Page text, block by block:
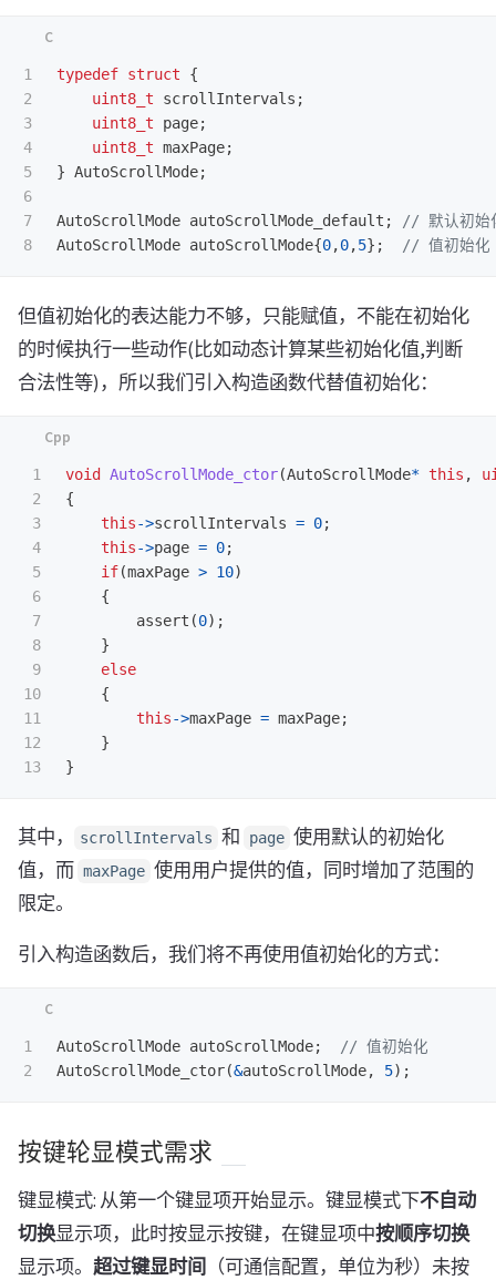
1
2
3
4
5
6
7
typedef struct
{
uint8_t
scrollIntervals ;
uint8_t
page;
uint8_t maxPage;
} AutoScrollMode;
AutoScrollMode autoScrollMode_default ;
// 默认初始
AutoScrollMode autoScrollMode{0,0,5}; // 值初始化
但值初始化的表达能力不够，只能赋值，不能在初始化
的时候执行一些动作(比如动态计算某些初始化值,判断
合法性等)，所以我们引入构造函数代替值初始化：
1
2
3
4
5
6
7
8
9
10
11
12
void AutoScrollMode_ctor(AutoScrollMode* this ,
{
this->scrollIntervals = 0;
this->page = 0;
if(maxPage > 10)
{
assert (0);
}
else
{
this->maxPage = maxPage;
}
}
其中， scrollIntervals 和 page 使用默认的初始化
值，而 maxPage 使用用户提供的值，同时增加了范围的
限定。
引入构造函数后，我们将不再使用值初始化的方式：
1
AutoScrollMode autoScrollMode;
// 值初始化
AutoScrollMode_ctor(&autoScrollMode, 5);
按键轮显模式需求
键显模式: 从第一个键显项开始显示。键显模式下不自动
切换显示项，此时按显示按键，在键显项中按顺序切换
显示项。 超过键显时间 （可通信配置，单位为秒）未按